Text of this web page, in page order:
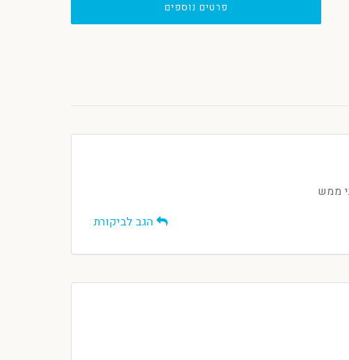
פרטים נוספים
ממש
הגב לביקורת